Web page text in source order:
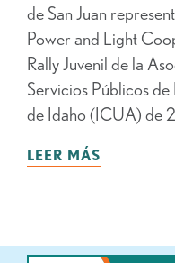
de San Juan
Power and Light
Rally Juvenil de la
Servicios Públicos
de Idaho (ICUA) de
LEER MÁS